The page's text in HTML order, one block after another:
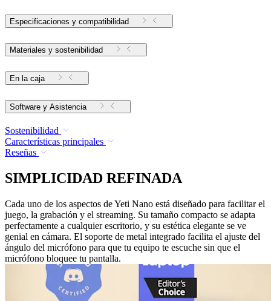
Especificaciones y compatibilidad
Materiales y sostenibilidad
En la caja
Software y Asistencia
Sostenibilidad
Características principales
Reseñas
SIMPLICIDAD REFINADA
Cada uno de los aspectos de Yeti Nano está diseñado para facilitar el
juego, la grabación y el streaming. Su tamaño compacto se adapta
perfectamente a cualquier escritorio, y su estética elegante se ve
genial en cámara. El soporte de metal integrado facilita el ajuste del
ángulo del micrófono para que tu equipo te escuche sin que el
micrófono bloquee tu pantalla.